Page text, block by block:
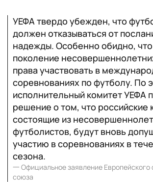
УЕФА твердо убежден, что
должен отказываться от
надежды. Особенно обидно,
поколение
права участвовать в
соревнованиях по футболу. По
исполнительный комитет УЕФА
решение о том, что российские
состоящие из
футболистов, будут вновь
участию в соревнованиях в
сезона.
一 Официальное заявление Европейского
союза